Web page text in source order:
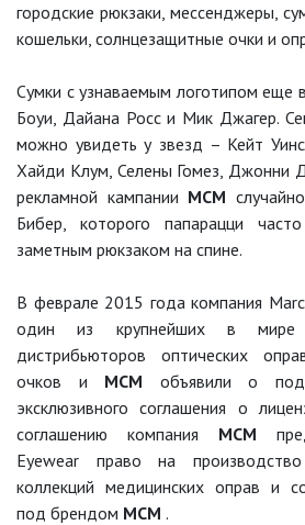
городские рюкзаки, мессенджеры,
кошельки, солнцезащитные очки и
Сумки с узнаваемым логотипом
Боуи, Дайана Росс и Мик Джагер.
можно увидеть у звезд – Кейт
Хайди Клум, Селены Гомез, Джонни
рекламной кампании MCM
Бибер, которого папарацци
заметным рюкзаком на спине.
В феврале 2015 года компания
один из крупнейших в мире
дистрибьюторов оптических
очков и MCM объявили о
эксклюзивного соглашения о
соглашению компания MCM
Eyewear право на
коллекций медицинских оправ и
под брендом MCM .